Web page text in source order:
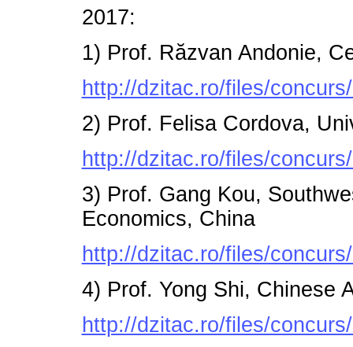
2017:
1) Prof. Răzvan Andonie,
http://dzitac.ro/files/
2) Prof. Felisa Cordova,
http://dzitac.ro/files/
3) Prof. Gang Kou,
Economics, China
http://dzitac.ro/files/
4) Prof. Yong Shi, Chinese
http://dzitac.ro/files/